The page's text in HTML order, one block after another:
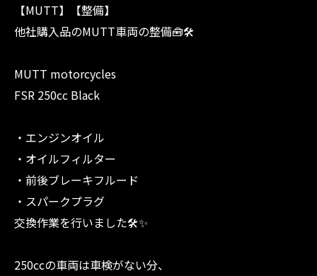
【MUTT】【整備】
他社購入品のMUTT車両の整備🧰🛠️
MUTT motorcycles
FSR 250cc Black
・エンジンオイル
・オイルフィルター
・前後ブレーキフルード
・スパークプラグ
交換作業を行いました🛠️✨
250ccの車両は車検がない分、